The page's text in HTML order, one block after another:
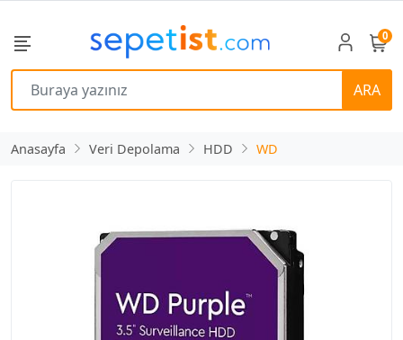
ARA
0
Anasayfa Veri Depolama HDD WD